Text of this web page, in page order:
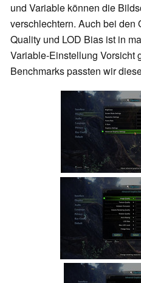
und Variable können die
verschlechtern. Auch bei den
Quality und LOD Bias ist in
Variable-Einstellung Vorsicht
Benchmarks passten wir